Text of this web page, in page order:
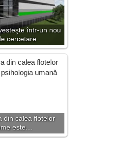
într-un nou
cercetare
din calea flotelor
este…